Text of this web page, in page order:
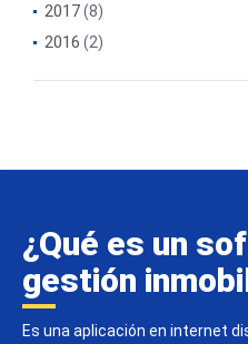
2017(8)
2016 (2)
¿Qué es un
gestión
Es una aplicación en internet